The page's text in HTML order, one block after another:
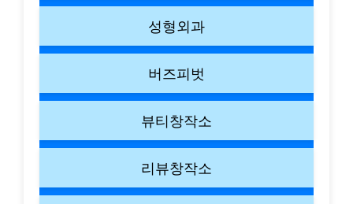
성형외과
버즈피벗
뷰티창작소
리뷰창작소